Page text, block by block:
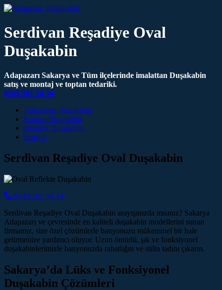
Serdivan Reşadiye Oval
Duşakabin
Adapazarı Sakarya ve Tüm ilçelerinde imalattan Duşakabin
satış ve montaj ve toptan tedariki.
0543 501 54 34
Main Navigation
Adapazarı Duşakabin
Karasu Duşakabin
Hendek Duşakabin
İletişim
Serdivan Reşadiye Oval Duşakabin
0543 501 54 34
Serdivan Reşadiye Oval Duşakabin arayışınızda mısınız? Sakarya
Adapazarı ve çevresinde en kaliteli duşakabin modellerini sunan
firmamız, size özel çözümlerle banyonuzu mükemmel bir hale
getirmenize yardımcı oluyor. Uzun ömürlü, şık ve fonksiyonel
duşakabinlerimizle banyonuzda rahatlığın ve stilin tadını çıkarın.
Sakarya’da Lüks ve Fonksiyonel
Duşakabin Çözümleri